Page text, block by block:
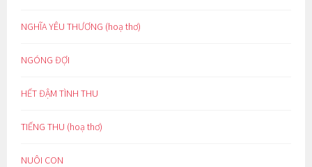
NGHĨA YÊU THƯƠNG (hoạ thơ)
NGÓNG ĐỢI
HẾT ĐẬM TÌNH THU
TIẾNG THU (hoạ thơ)
NUÔI CON